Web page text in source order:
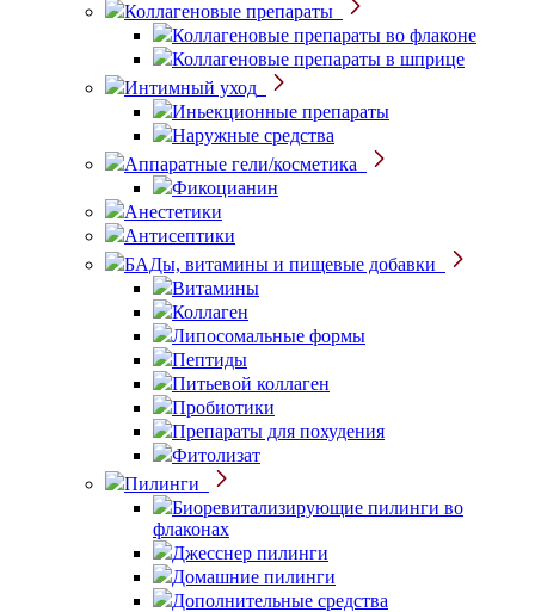
Коллагеновые препараты
Коллагеновые препараты во флаконе
Коллагеновые препараты в шприце
Интимный уход
Иньекционные препараты
Наружные средства
Аппаратные гели/косметика
Фикоцианин
Анестетики
Антисептики
БАДы, витамины и пищевые добавки
Витамины
Коллаген
Липосомальные формы
Пептиды
Питьевой коллаген
Пробиотики
Препараты для похудения
Фитолизат
Пилинги
Биоревитализирующие пилинги во
флаконах
Джесснер пилинги
Домашние пилинги
Дополнительные средства